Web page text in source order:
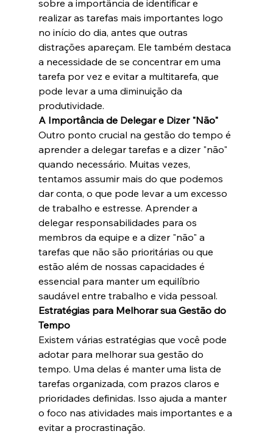
sobre a importância de identificar e
realizar as tarefas mais importantes logo
no início do dia, antes que outras
distrações apareçam. Ele também destaca
a necessidade de se concentrar em uma
tarefa por vez e evitar a multitarefa, que
pode levar a uma diminuição da
produtividade.
A Importância de Delegar e Dizer "Não"
Outro ponto crucial na gestão do tempo é
aprender a delegar tarefas e a dizer "não"
quando necessário. Muitas vezes,
tentamos assumir mais do que podemos
dar conta, o que pode levar a um excesso
de trabalho e estresse. Aprender a
delegar responsabilidades para os
membros da equipe e a dizer "não" a
tarefas que não são prioritárias ou que
estão além de nossas capacidades é
essencial para manter um equilíbrio
saudável entre trabalho e vida pessoal.
Estratégias para Melhorar sua Gestão do
Tempo
Existem várias estratégias que você pode
adotar para melhorar sua gestão do
tempo. Uma delas é manter uma lista de
tarefas organizada, com prazos claros e
prioridades definidas. Isso ajuda a manter
o foco nas atividades mais importantes e a
evitar a procrastinação.